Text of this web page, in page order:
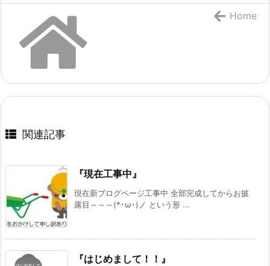
Home
関連記事
『現在工事中』
現在新ブログページ工事中 全部完成してからお披
露目～～～(*･ω･)ノ という形 ...
『はじめまして！！』